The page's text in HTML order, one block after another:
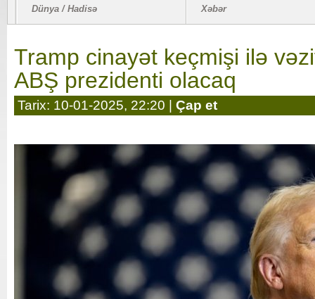
Dünya / Hadisə Xəbər
Tramp cinayət keçmişi ilə
ABŞ prezidenti olacaq
Tarix: 10-01-2025, 22:20 | Çap et